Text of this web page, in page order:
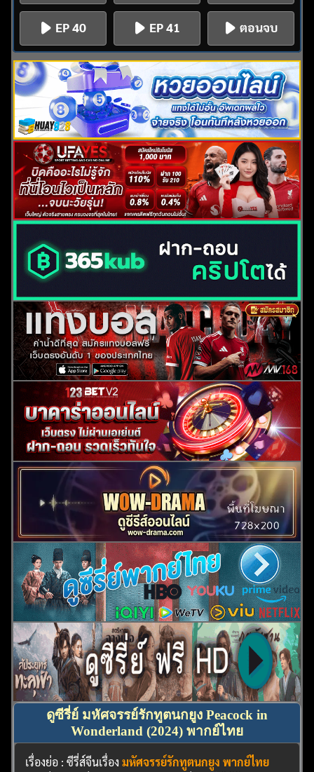
ค้นหา
สำหรับ:
EP 40 EP 41 ตอนจบ
ดูซีรี่ย์ มหัศจรรย์รักทูตนกยูง Peacock in
Wonderland (2024) พากย์ไทย
เรื่องย่อ : ซีรี่ส์จีนเรื่องมหัศจรรย์รักทูตนกยูง พากย์ไทย